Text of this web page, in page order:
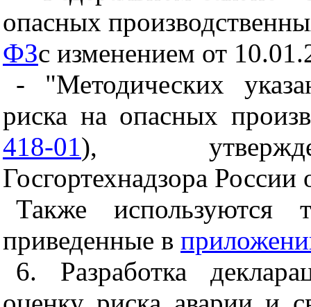
опасных
ФЗс изменением от
- "Методических
риска на опасных
418-01),
Госгортехнадзора
Также используются
приведенные в
6. Разработка